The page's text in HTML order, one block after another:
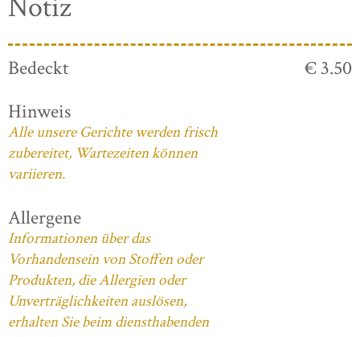
Notiz
Bedeckt
€ 3.50
Hinweis
Alle unsere Gerichte werden frisch
zubereitet, Wartezeiten können
variieren.
Allergene
Informationen über das
Vorhandensein von Stoffen oder
Produkten, die Allergien oder
Unverträglichkeiten auslösen,
erhalten Sie beim diensthabenden